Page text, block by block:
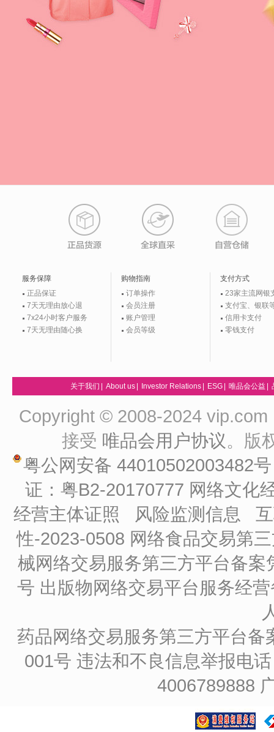
服务保障
正品保证
7天无理由放心退
7x24小时客户服务
7天无理由随心换
购物指南
订单操作
会员注册
账户管理
会员等级
支付方式
23家主流网银
支付宝、银联
信用卡支付
零钱支付
关于我们 About us Investor Relations ESG 唯品会公益
Copyright © 2008-2024
接受 唯品会用户协议。版
粤公网安备 44010502003482
证：粤B2-20170777 网络文化
经营主体证照
风险监测信息
性-2023-0508 网络食品交易第
械网络交易服务第三方平台备
号 出版物网络交易平台服务经
药品网络交易服务第三方平台
001号 违法和不良信息举报电
4006789888